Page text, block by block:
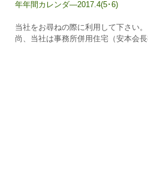
年年間カレンダ―2017.4(5･6)
当社をお尋ねの際に利用して下さい。
尚、当社は事務所併用住宅（安本会